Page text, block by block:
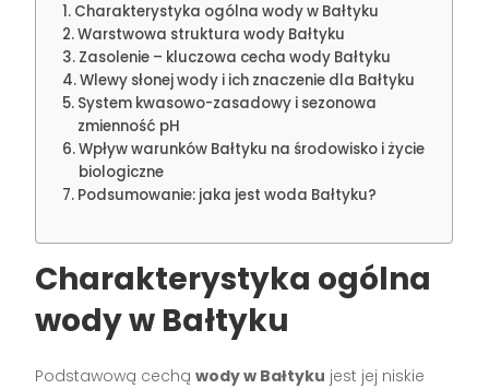
Charakterystyka ogólna wody w Bałtyku
Warstwowa struktura wody Bałtyku
Zasolenie – kluczowa cecha wody Bałtyku
Wlewy słonej wody i ich znaczenie dla Bałtyku
System kwasowo-zasadowy i sezonowa
zmienność pH
Wpływ warunków Bałtyku na środowisko i życie
biologiczne
Podsumowanie: jaka jest woda Bałtyku?
Charakterystyka ogólna
wody w Bałtyku
Podstawową cechąwody w Bałtyku jest jej niskie